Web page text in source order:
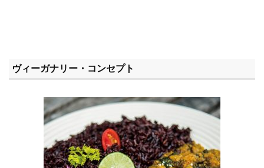
ヴィーガナリー・コンセプト